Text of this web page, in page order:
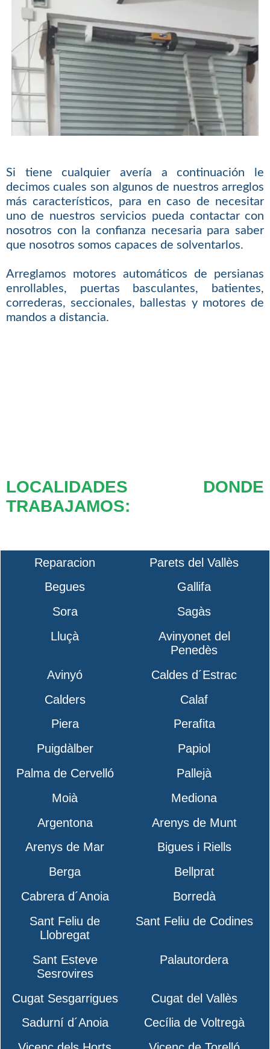
Si tiene cualquier avería a continuación le
decimos cuales son algunos de nuestros arreglos
más característicos, para en caso de necesitar
uno de nuestros servicios pueda contactar con
nosotros con la confianza necesaria para saber
que nosotros somos capaces de solventarlos.
Arreglamos motores automáticos de persianas
enrollables, puertas basculantes, batientes,
correderas, seccionales, ballestas y motores de
mandos a distancia.
LOCALIDADES DONDE
TRABAJAMOS:
Reparacion
Parets del Vallès
Begues
Gallifa
Sora
Sagàs
Lluçà
Avinyonet del
Penedès
Avinyó
Caldes d´Estrac
Calders
Calaf
Piera
Perafita
Puigdàlber
Papiol
Palma de Cervelló
Pallejà
Moià
Mediona
Argentona
Arenys de Munt
Arenys de Mar
Bigues i Riells
Berga
Bellprat
Cabrera d´Anoia
Borredà
Sant Feliu de
Llobregat
Sant Feliu de Codines
Sant Esteve
Sesrovires
Palautordera
Cugat Sesgarrigues
Cugat del Vallès
Sadurní d´Anoia
Cecília de Voltregà